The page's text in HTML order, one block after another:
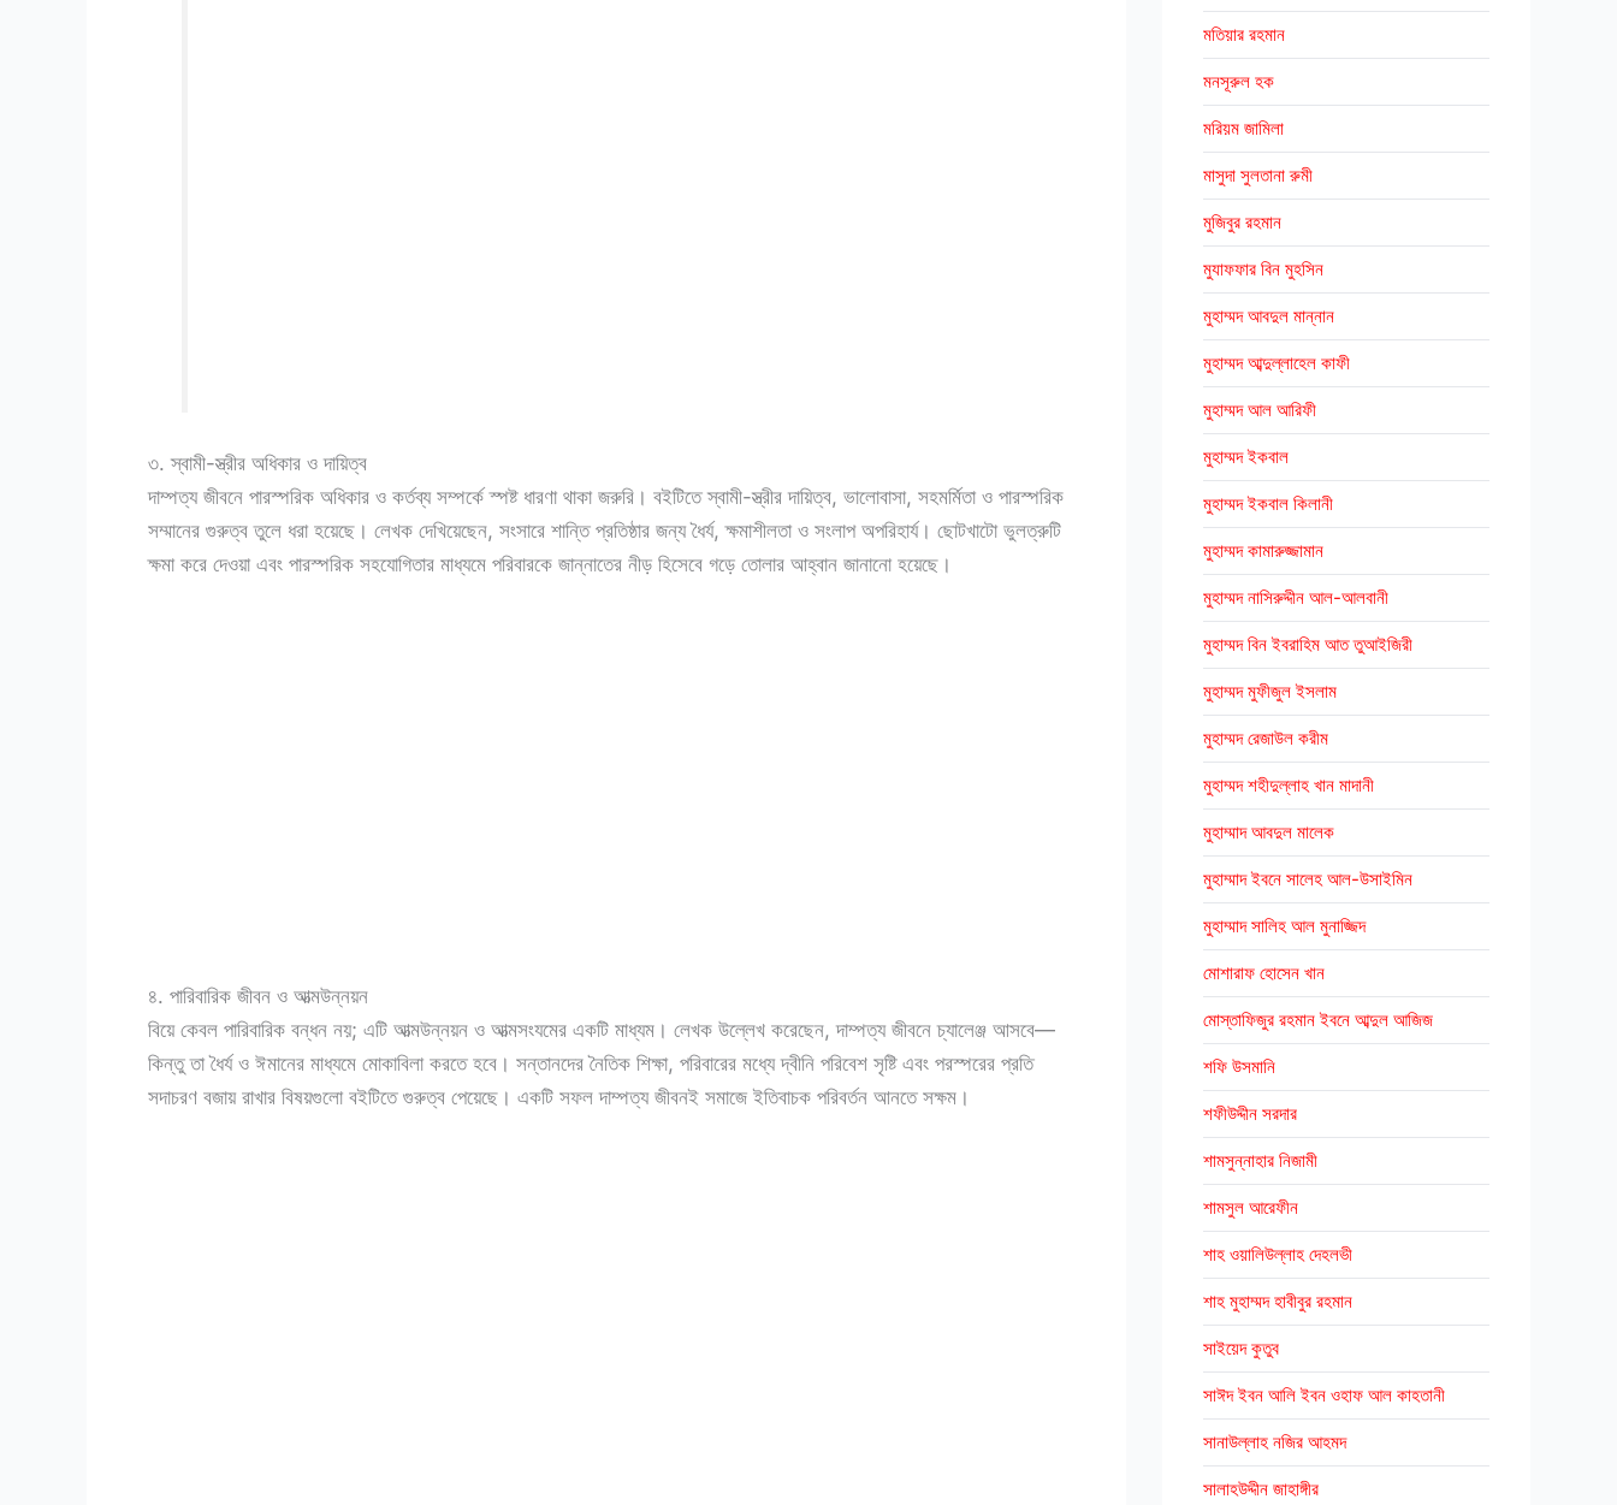
৩. স্বামী-স্ত্রীর অধিকার ও দায়িত্ব
দাম্পত্য জীবনে পারস্পরিক অধিকার ও কর্তব্য সম্পর্কে স্পষ্ট ধারণা থাকা জরুরি। বইটিতে স্বামী-স্ত্রীর দায়িত্ব, ভালোবাসা, সহমর্মিতা ও পারস্পরিক
সম্মানের গুরুত্ব তুলে ধরা হয়েছে। লেখক দেখিয়েছেন, সংসারে শান্তি প্রতিষ্ঠার জন্য ধৈর্য, ক্ষমাশীলতা ও সংলাপ অপরিহার্য। ছোটখাটো ভুলত্রুটি
ক্ষমা করে দেওয়া এবং পারস্পরিক সহযোগিতার মাধ্যমে পরিবারকে জান্নাতের নীড় হিসেবে গড়ে তোলার আহ্বান জানানো হয়েছে।
৪. পারিবারিক জীবন ও আত্মউন্নয়ন
বিয়ে কেবল পারিবারিক বন্ধন নয়; এটি আত্মউন্নয়ন ও আত্মসংযমের একটি মাধ্যম। লেখক উল্লেখ করেছেন, দাম্পত্য জীবনে চ্যালেঞ্জ আসবে—
কিন্তু তা ধৈর্য ও ঈমানের মাধ্যমে মোকাবিলা করতে হবে। সন্তানদের নৈতিক শিক্ষা, পরিবারের মধ্যে দ্বীনি পরিবেশ সৃষ্টি এবং পরস্পরের প্রতি
সদাচরণ বজায় রাখার বিষয়গুলো বইটিতে গুরুত্ব পেয়েছে। একটি সফল দাম্পত্য জীবনই সমাজে ইতিবাচক পরিবর্তন আনতে সক্ষম।
মতিয়ার রহমান
মনসূরুল হক
মরিয়ম জামিলা
মাসুদা সুলতানা রুমী
মুজিবুর রহমান
মুযাফফার বিন মুহসিন
মুহাম্মদ আবদুল মান্নান
মুহাম্মদ আব্দুল্লাহেল কাফী
মুহাম্মদ আল আরিফী
মুহাম্মদ ইকবাল
মুহাম্মদ ইকবাল কিলানী
মুহাম্মদ কামারুজ্জামান
মুহাম্মদ নাসিরুদ্দীন আল-আলবানী
মুহাম্মদ বিন ইবরাহিম আত তুআইজিরী
মুহাম্মদ মুফীজুল ইসলাম
মুহাম্মদ রেজাউল করীম
মুহাম্মদ শহীদুল্লাহ খান মাদানী
মুহাম্মাদ আবদুল মালেক
মুহাম্মাদ ইবনে সালেহ আল-উসাইমিন
মুহাম্মাদ সালিহ আল মুনাজ্জিদ
মোশারাফ হোসেন খান
মোস্তাফিজুর রহমান ইবনে আব্দুল আজিজ
শফি উসমানি
শফীউদ্দীন সরদার
শামসুন্নাহার নিজামী
শামসুল আরেফীন
শাহ ওয়ালিউল্লাহ দেহলভী
শাহ মুহাম্মদ হাবীবুর রহমান
সাইয়েদ কুতুব
সাঈদ ইবন আলি ইবন ওহাফ আল কাহতানী
সানাউল্লাহ নজির আহমদ
সালাহউদ্দীন জাহাঙ্গীর